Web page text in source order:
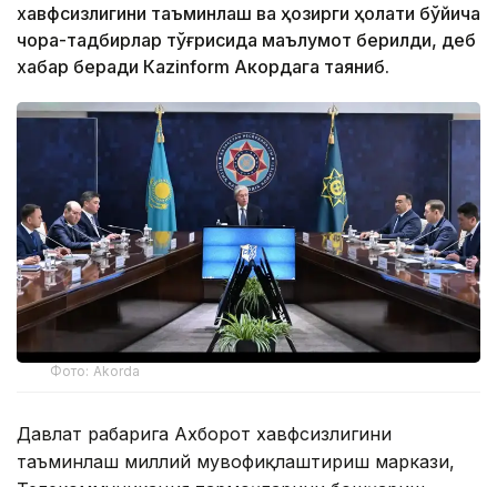
хавфсизлигини таъминлаш ва ҳозирги ҳолати бўйича
чора-тадбирлар тўғрисида маълумот берилди, деб
хабар беради Каzinform Акордага таяниб.
Фото: Akorda
Давлат раҳбарига Ахборот хавфсизлигини
таъминлаш миллий мувофиқлаштириш маркази,